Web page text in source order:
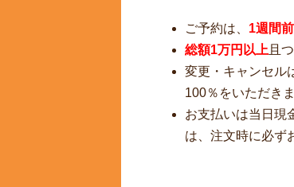
ご予約は、 1週間
総額1万円以上 且つ
変更・キャンセル
100％をいただきま
お支払いは当日現
は、注文時に必ず